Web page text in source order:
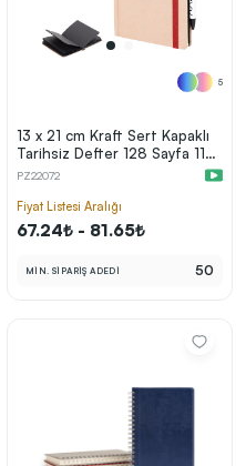
5
13 x 21 cm Kraft Sert Kapaklı
Tarihsiz Defter 128 Sayfa 110
gr Siyah İç Kağıt Kalem Takma
PZ22072
Fiyat Listesi Aralığı
67.24₺ - 81.65₺
MİN. SİPARİŞ ADEDİ 50